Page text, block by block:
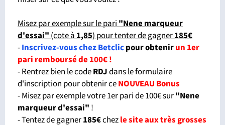
Misez par exemple sur le pari"Nene marqueur
d'essai"(cote à1,85) pour tenter de gagner185€
-Inscrivez-vous chez Betclicpour obtenirun 1er
pari remboursé de 100€ !
- Rentrez bien le codeRDJdans le formulaire
d'inscription pour obtenir ceNOUVEAU Bonus
- Misez par exemple votre 1er pari de 100€ sur"Nene
marqueur d'essai" !
- Tentez de gagner185€chezle site aux très grosses